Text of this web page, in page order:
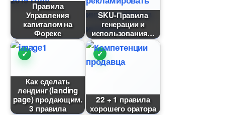
Правила
Управления
капиталом на
Форекс
SKU-Правила
енерации и
использования
Как сделать
лендинг (landing
page) продающим.
3 правила
22 + 1 правила
хорошего оратора